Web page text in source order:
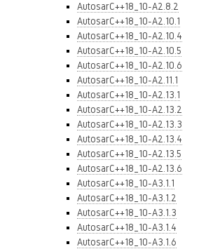
AutosarC++18_10-A2.8.2
AutosarC++18_10-A2.10.1
AutosarC++18_10-A2.10.4
AutosarC++18_10-A2.10.5
AutosarC++18_10-A2.10.6
AutosarC++18_10-A2.11.1
AutosarC++18_10-A2.13.1
AutosarC++18_10-A2.13.2
AutosarC++18_10-A2.13.3
AutosarC++18_10-A2.13.4
AutosarC++18_10-A2.13.5
AutosarC++18_10-A2.13.6
AutosarC++18_10-A3.1.1
AutosarC++18_10-A3.1.2
AutosarC++18_10-A3.1.3
AutosarC++18_10-A3.1.4
AutosarC++18_10-A3.1.6